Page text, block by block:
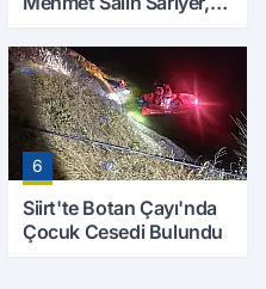
6
Siirt'te Botan Çayı'nda
Çocuk Cesedi Bulundu